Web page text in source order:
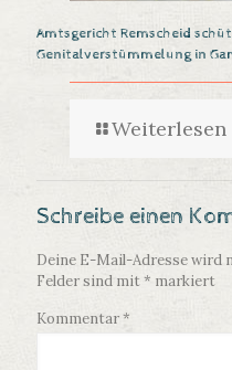
Amtsgericht Remscheid
Genitalverstümmelung in
Weiterlesen
Schreibe einen
Deine E-Mail-Adresse wird
Felder sind mit* markiert
Kommentar*